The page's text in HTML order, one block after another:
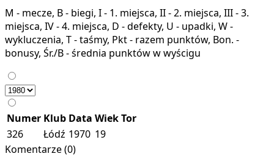
M - mecze, B - biegi, I - 1. miejsca, II - 2. miejsca, III - 3.
miejsca, IV - 4. miejsca, D - defekty, U - upadki, W -
wykluczenia, T - taśmy, Pkt - razem punktów, Bon. -
bonusy, Śr./B - średnia punktów w wyścigu
Numer Klub Data WiekTor
326
Łódź 1970 19
Komentarze (0)